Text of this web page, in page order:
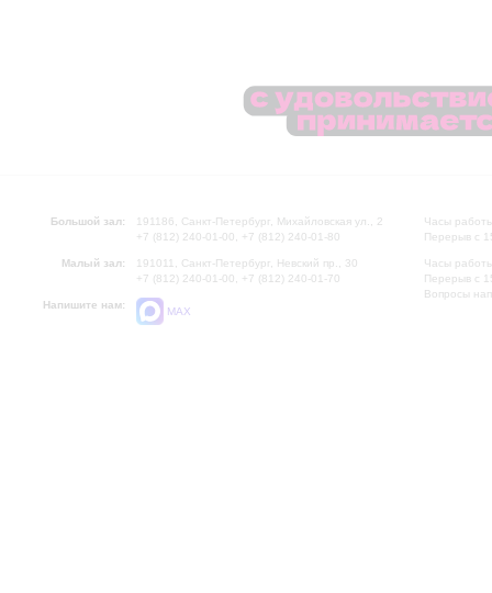
Большой зал:
191186, Санкт-Петербург, Михайловская ул., 2
+7 (812) 240-01-00, +7 (812) 240-01-80
Малый зал:
191011, Санкт-Петербург, Невский пр., 30
+7 (812) 240-01-00, +7 (812) 240-01-70
Напишите нам:
MAX
Часы
Перерыв с
Часы
Перерыв с
Вопросы